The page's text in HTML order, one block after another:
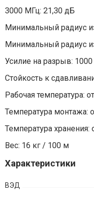
3000 МГц: 21,30 дБ
Минимальный радиус
Минимальный радиус
Усилие на разрыв:
Стойкость к
Рабочая температура:
Температура монтажа:
Температура хранения:
Вес: 16 кг / 100 м
Характеристики
ВЭД